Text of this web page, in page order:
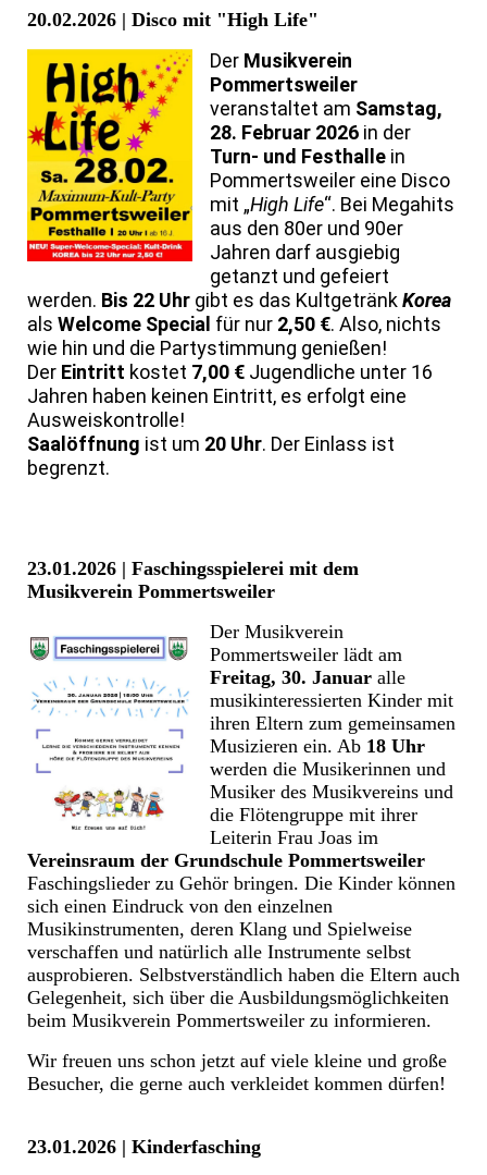
20.02.2026 | Disco mit "High Life"
Der Musikverein
Pommertsweiler
veranstaltet am Samstag,
28. Februar 2026 in der
Turn- und Festhalle in
Pommertsweiler eine Disco
mit „High Life“. Bei Megahits
aus den 80er und 90er
Jahren darf ausgiebig
getanzt und gefeiert
werden. Bis 22 Uhr gibt es das KultgetränkKorea
als Welcome Special für nur 2,50 €. Also, nichts
wie hin und die Partystimmung genießen!
Der Eintritt kostet 7,00 € Jugendliche unter 16
Jahren haben keinen Eintritt, es erfolgt eine
Ausweiskontrolle!
Saalöffnung ist um 20 Uhr. Der Einlass ist
begrenzt.
23.01.2026 | Faschingsspielerei mit dem
Musikverein Pommertsweiler
Der Musikverein
Pommertsweiler lädt am
Freitag, 30. Januaralle
musikinteressierten Kinder mit
ihren Eltern zum gemeinsamen
Musizieren ein. Ab 18 Uhr
werden die Musikerinnen und
Musiker des Musikvereins und
die Flötengruppe mit ihrer
Leiterin Frau Joas im
Vereinsraum der Grundschule Pommertsweiler
Faschingslieder zu Gehör bringen. Die Kinder können
sich einen Eindruck von den einzelnen
Musikinstrumenten, deren Klang und Spielweise
verschaffen und natürlich alle Instrumente selbst
ausprobieren. Selbstverständlich haben die Eltern auch
Gelegenheit, sich über die Ausbildungsmöglichkeiten
beim Musikverein Pommertsweiler zu informieren.
Wir freuen uns schon jetzt auf viele kleine und große
Besucher, die gerne auch verkleidet kommen dürfen!
23.01.2026 | Kinderfasching